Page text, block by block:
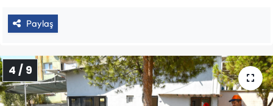
Paylaş
4 / 9